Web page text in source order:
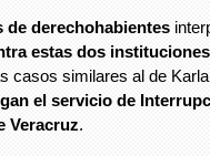
de derechohabientes
estas dos
casos similares al de
el servicio de
Veracruz.